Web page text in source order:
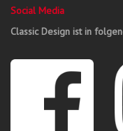
Social Media
Classic Design ist in